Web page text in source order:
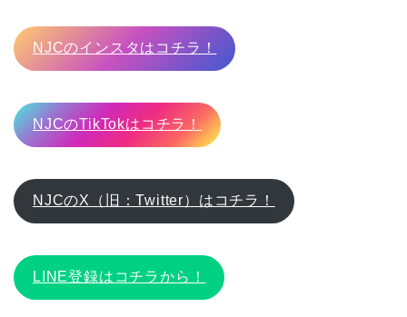
NJCのインスタはコチラ！
NJCのTikTokはコチラ！
NJCのX（旧：Twitter）はコチラ！
LINE登録はコチラから！